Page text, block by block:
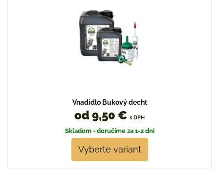
Vnadidlo Bukový decht
od 9,50 € s DPH
Skladom - doručíme za 1-2 dni
Vyberte variant